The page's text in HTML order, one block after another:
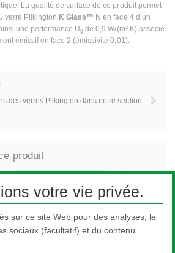
La qualité de surface de ce produit permet
verre Pilkington K Glass™ N en face 4 d’un
une performance Ug de 0,9 W/(m².K) associé
émissif en face 2 (émissivité 0,01).
des verres Pilkington dans notre section
produit
votre vie privée.
sur ce site Web pour des analyses, le
sociaux (facultatif) et du contenu